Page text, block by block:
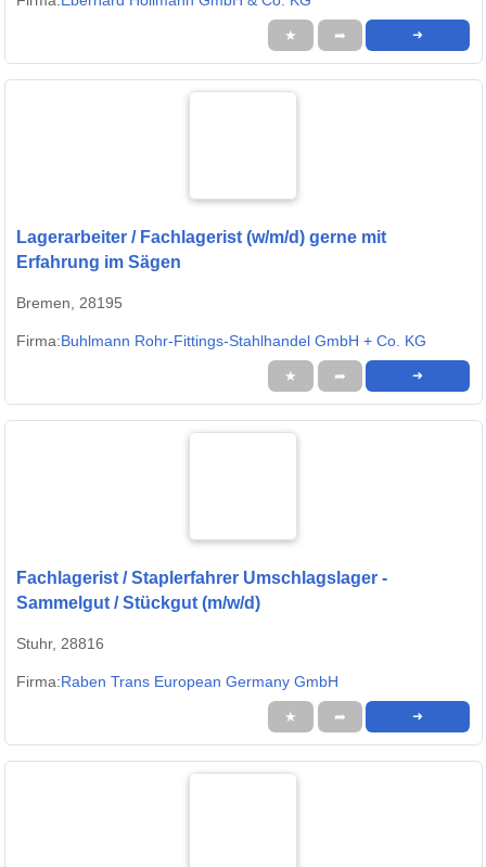
★ ➦ ➜
Lagerarbeiter / Fachlagerist (w/m/d) gerne mit
Erfahrung im Sägen
Bremen, 28195
Firma:Buhlmann Rohr-Fittings-Stahlhandel GmbH + Co. KG
★ ➦ ➜
Fachlagerist / Staplerfahrer Umschlagslager -
Sammelgut / Stückgut (m/w/d)
Stuhr, 28816
Firma:Raben Trans European Germany GmbH
★ ➦ ➜